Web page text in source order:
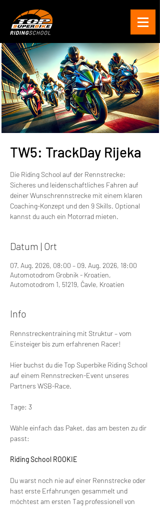
TW5: TrackDay Rijeka
Die Riding School auf der Rennstrecke:
Sicheres und leidenschaftliches Fahren auf
deiner Wunschrennstrecke mit einem klaren
Coaching-Konzept und den 9 Skills. Optional
kannst du auch ein Motorrad mieten.
Datum | Ort
07. Aug. 2026, 08:00 – 09. Aug. 2026, 18:00
Automotodrom Grobnik - Kroatien,
Automotodrom 1, 51219, Čavle, Kroatien
Info
Rennstreckentraining mit Struktur – vom
Einsteiger bis zum erfahrenen Racer!
Hier buchst du die Top Superbike Riding School
auf einem Rennstrecken-Event unseres
Partners WSB-Race.
Tage: 3
Wähle einfach das Paket, das am besten zu dir
passt:
Riding School ROOKIE
Du warst noch nie auf einer Rennstrecke oder
hast erste Erfahrungen gesammelt und
möchtest am ersten Tag professionell von